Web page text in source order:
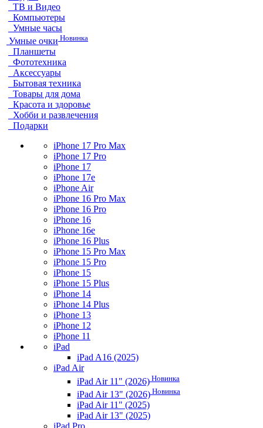
ТВ и Видео
Компьютеры
Умные часы
Умные очки Новинка
Планшеты
Фототехника
Аксессуары
Бытовая техника
Товары для дома
Красота и здоровье
Хобби и развлечения
Подарки
iPhone 17 Pro Max
iPhone 17 Pro
iPhone 17
iPhone 17e
iPhone Air
iPhone 16 Pro Max
iPhone 16 Pro
iPhone 16
iPhone 16e
iPhone 16 Plus
iPhone 15 Pro Max
iPhone 15 Pro
iPhone 15
iPhone 15 Plus
iPhone 14
iPhone 14 Plus
iPhone 13
iPhone 12
iPhone 11
iPad
iPad A16 (2025)
iPad Air
iPad Air 11" (2026) Новинка
iPad Air 13" (2026) Новинка
iPad Air 11" (2025)
iPad Air 13" (2025)
iPad Pro